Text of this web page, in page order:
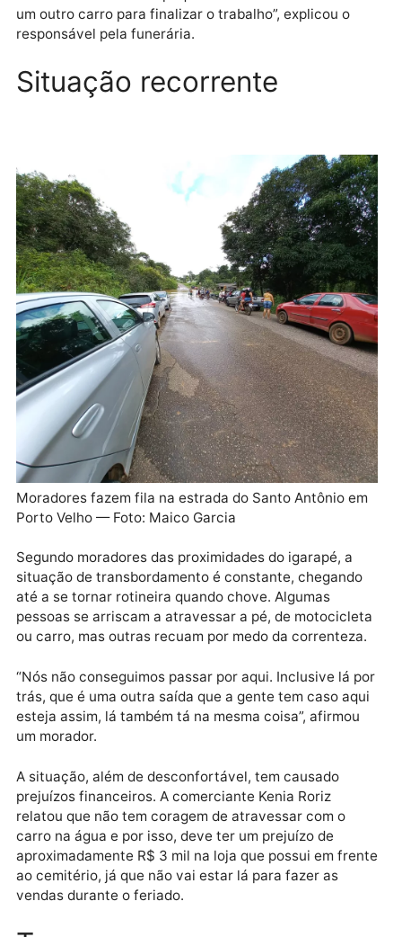
corpo.
“O trabalho que realizamos aqui é de preparação do
corpo para até 72 horas. A família, após o enterro,
o caixão em um barco pequeno e do outro lado
um outro carro para finalizar o trabalho”, explicou o
responsável pela funerária.
Situação recorrente
Moradores fazem fila na estrada do Santo Antônio
Porto Velho — Foto: Maico Garcia
Segundo moradores das proximidades do igarapé, a
situação de transbordamento é constante, chegando
até a se tornar rotineira quando chove. Algumas
pessoas se arriscam a atravessar a pé, de
ou carro, mas outras recuam por medo da